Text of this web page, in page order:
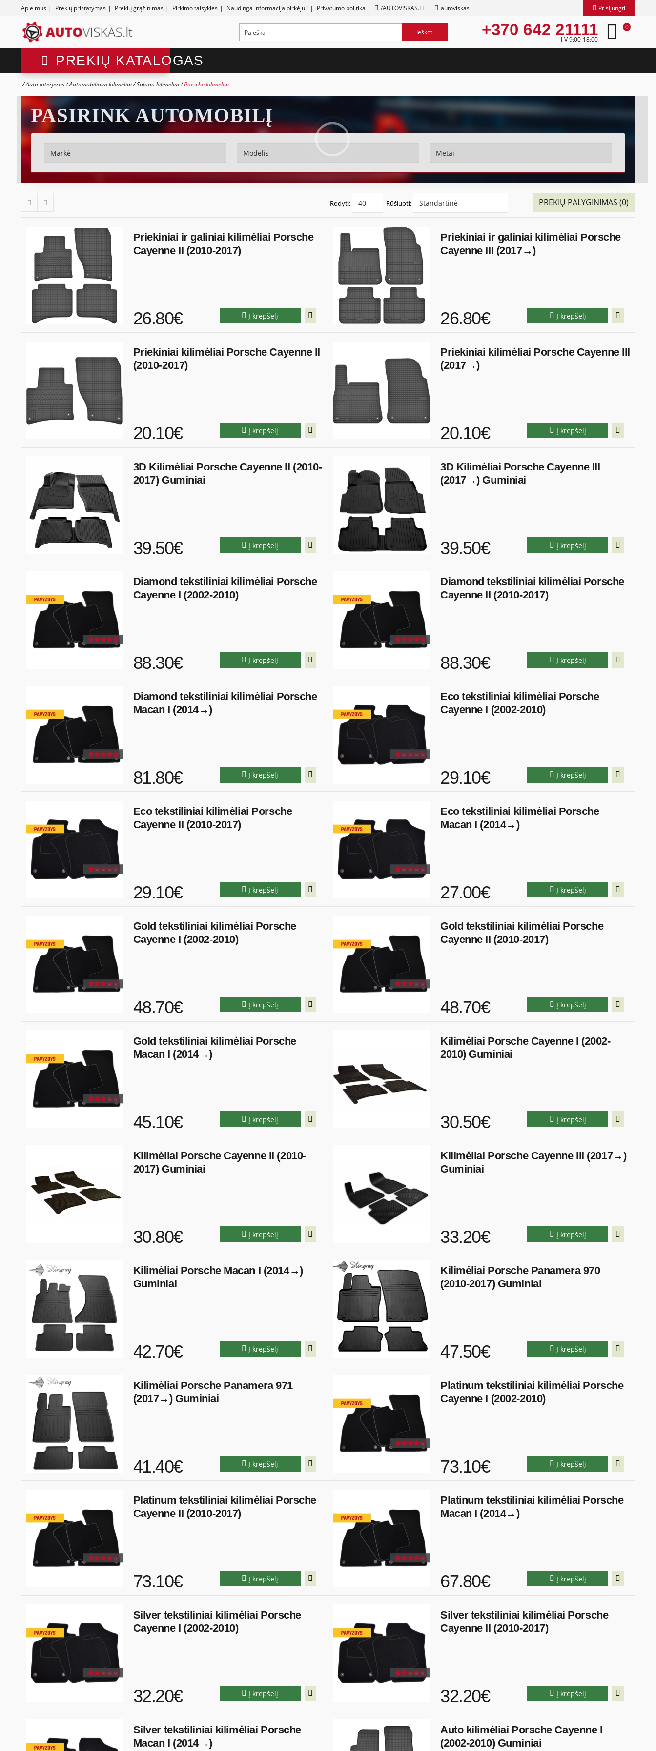
Apie mus | Prekių pristatymas | Prekių grąžinimas | Pirkimo taisyklės | Naudinga informacija pirkėjui! | Privatumo politika | /AUTOVISKAS.LT autoviskas Prisijungti
Ieškoti +370 642 21111
I-V 9:00-18:00
0
PREKIŲ KATALOGAS
Auto interjeras Automobiliniai kilimėliai Salono kilimėliai Porsche kilimėliai
PASIRINK AUTOMOBILĮ
PREKIŲ PALYGINIMAS (0)
Rūšiuoti:
Rodyti:
Priekiniai ir galiniai kilimėliai Porsche
Cayenne II (2010-2017)
26.80€ Į krepšelį
Priekiniai ir galiniai kilimėliai Porsche
Cayenne III (2017→)
26.80€ Į krepšelį
Priekiniai kilimėliai Porsche Cayenne II
(2010-2017)
20.10€ Į krepšelį
Priekiniai kilimėliai Porsche Cayenne III
(2017→)
20.10€ Į krepšelį
3D Kilimėliai Porsche Cayenne II (2010-
2017) Guminiai
39.50€ Į krepšelį
3D Kilimėliai Porsche Cayenne III
(2017→) Guminiai
39.50€ Į krepšelį
Diamond tekstiliniai kilimėliai Porsche
Cayenne I (2002-2010)
88.30€ Į krepšelį
Diamond tekstiliniai kilimėliai Porsche
Cayenne II (2010-2017)
88.30€ Į krepšelį
Diamond tekstiliniai kilimėliai Porsche
Macan I (2014→)
81.80€ Į krepšelį
Eco tekstiliniai kilimėliai Porsche
Cayenne I (2002-2010)
29.10€ Į krepšelį
Eco tekstiliniai kilimėliai Porsche
Cayenne II (2010-2017)
29.10€ Į krepšelį
Eco tekstiliniai kilimėliai Porsche
Macan I (2014→)
27.00€ Į krepšelį
Gold tekstiliniai kilimėliai Porsche
Cayenne I (2002-2010)
48.70€ Į krepšelį
Gold tekstiliniai kilimėliai Porsche
Cayenne II (2010-2017)
48.70€ Į krepšelį
Gold tekstiliniai kilimėliai Porsche
Macan I (2014→)
45.10€ Į krepšelį
Kilimėliai Porsche Cayenne I (2002-
2010) Guminiai
30.50€ Į krepšelį
Kilimėliai Porsche Cayenne II (2010-
2017) Guminiai
30.80€ Į krepšelį
Kilimėliai Porsche Cayenne III (2017→)
Guminiai
33.20€ Į krepšelį
Kilimėliai Porsche Macan I (2014→)
Guminiai
42.70€ Į krepšelį
Kilimėliai Porsche Panamera 970
(2010-2017) Guminiai
47.50€ Į krepšelį
Kilimėliai Porsche Panamera 971
(2017→) Guminiai
41.40€ Į krepšelį
Platinum tekstiliniai kilimėliai Porsche
Cayenne I (2002-2010)
73.10€ Į krepšelį
Platinum tekstiliniai kilimėliai Porsche
Cayenne II (2010-2017)
73.10€ Į krepšelį
Platinum tekstiliniai kilimėliai Porsche
Macan I (2014→)
67.80€ Į krepšelį
Silver tekstiliniai kilimėliai Porsche
Cayenne I (2002-2010)
32.20€ Į krepšelį
Silver tekstiliniai kilimėliai Porsche
Cayenne II (2010-2017)
32.20€ Į krepšelį
Silver tekstiliniai kilimėliai Porsche
Macan I (2014→)
Auto kilimėliai Porsche Cayenne I
(2002-2010) Guminiai